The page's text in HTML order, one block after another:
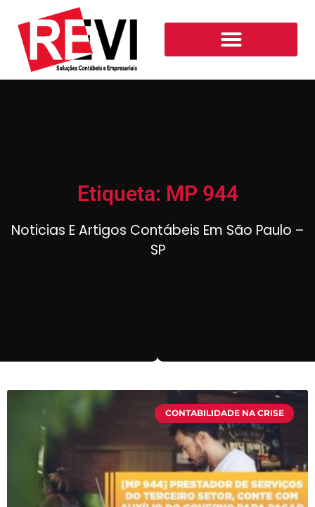
Etiqueta: MP 944
Noticias E Artigos Contábeis Em São Paulo –
SP
CONTABILIDADE NA CRISE